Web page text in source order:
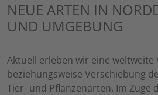
NEUE ARTEN IN
UND UMGEBUNG
Aktuell erleben wir eine weltweite
beziehungsweise Verschiebung
Tier- und Pflanzenarten. Im Zuge